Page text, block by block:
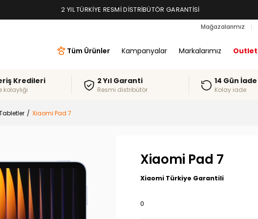
2 YIL TÜRKIYE RESMI DISTRIBÜTÖR GARANTISI
TAKSIT İMKANLARI, ALIŞVERIŞ KREDILERI
Mağazalarımız
Tüm Ürünler Kampanyalar Markalarımız Outlet
Kredileri
kolaylığı
2 Yıl Garanti
Resmi distribütör
14 Gün İade
Kolay iade
Xiaomi Pad 7
Xiaomi Pad 7
Xiaomi Türkiye Garantili
0